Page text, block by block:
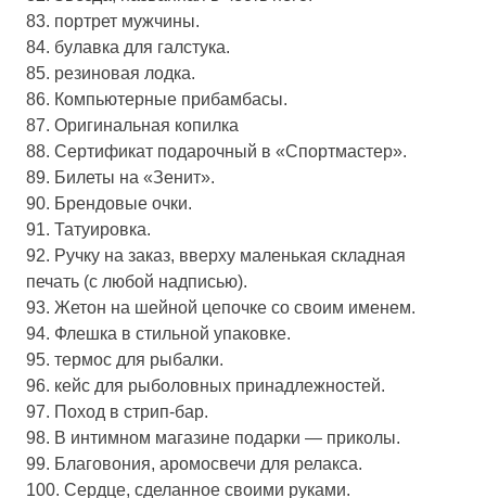
83. портрет мужчины.
84. булавка для галстука.
85. резиновая лодка.
86. Компьютерные прибамбасы.
87. Оригинальная копилка
88. Сертификат подарочный в «Спортмастер».
89. Билеты на «Зенит».
90. Брендовые очки.
91. Татуировка.
92. Ручку на заказ, вверху маленькая складная
печать (с любой надписью).
93. Жетон на шейной цепочке со своим именем.
94. Флешка в стильной упаковке.
95. термос для рыбалки.
96. кейс для рыболовных принадлежностей.
97. Поход в стрип-бар.
98. В интимном магазине подарки — приколы.
99. Благовония, аромосвечи для релакса.
100. Сердце, сделанное своими руками.